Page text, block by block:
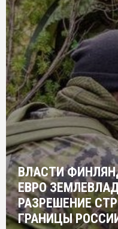
ВЛАСТИ
ЕВРО
РАЗРЕШЕНИЕ
ГРАНИЦЫ